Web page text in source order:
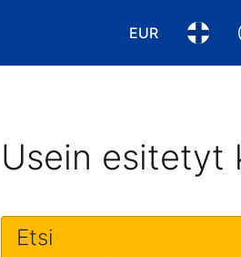
EUR
Valitse
Usein esitetyt
Etsi